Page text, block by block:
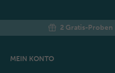
2 Gratis-Proben
MEIN KONTO